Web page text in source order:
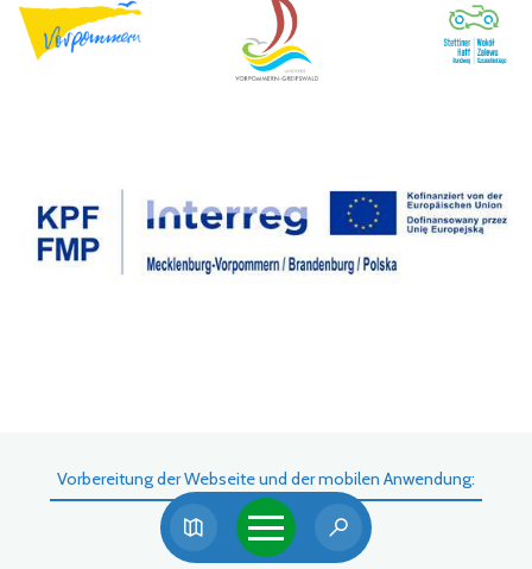
Vorbereitung der Webseite und der mobilen Anwendung: